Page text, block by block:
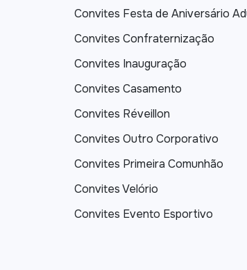
Convites Festa de Aniversário
Convites Confraternização
Convites Inauguração
Convites Casamento
Convites Réveillon
Convites Outro Corporativo
Convites Primeira Comunhão
Convites Velório
Convites Evento Esportivo